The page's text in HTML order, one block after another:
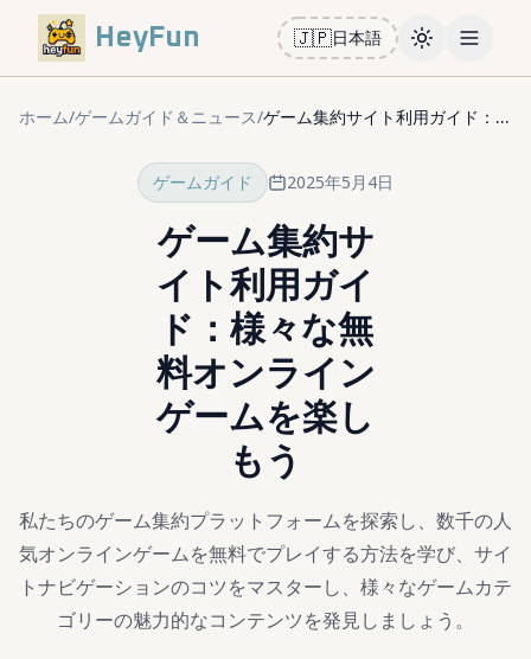
HeyFun 🇯🇵日本語 ToggleOpen
ホーム/ゲームガイド＆ニュース/ ゲーム集約サイト利用ガイド：様々な無料オンラインゲームを楽しもう
ゲームガイド 2025年5月4日
ゲーム集約サ
イト利用ガイ
ド：様々な無
料オンライン
ゲームを楽し
もう
私たちのゲーム集約プラットフォームを探索し、数千の人
気オンラインゲームを無料でプレイする方法を学び、サイ
トナビゲーションのコツをマスターし、様々なゲームカテ
ゴリーの魅力的なコンテンツを発見しましょう。